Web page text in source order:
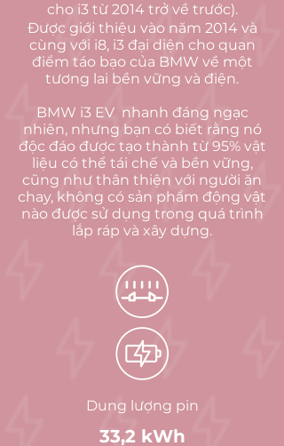
cho i3 từ 2014 trở về trước).
Được giới thiệu vào năm 2014 và
cùng với i8, i3 đại diện cho quan
điểm táo bạo của BMW về một
tương lai bền vững và điện.
BMW i3 EV nhanh đáng ngạc
nhiên, nhưng bạn có biết rằng nó
độc đáo được tạo thành từ 95% vật
liệu có thể tái chế và bền vững,
cũng như thân thiện với người ăn
chay, không có sản phẩm động vật
nào được sử dụng trong quá trình
lắp ráp và xây dựng.
Dung lượng pin
33,2 kWh